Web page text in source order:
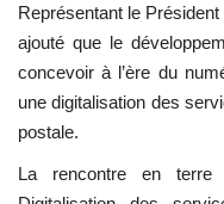
Représentant le
ajouté que le
concevoir à l’ère du
une digitalisation des
postale.
La rencontre en